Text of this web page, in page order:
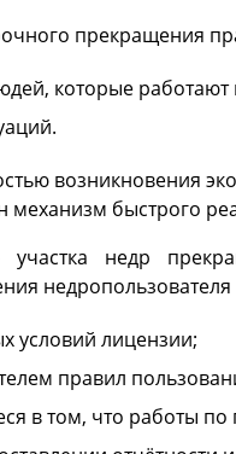
прекращения
которые
возникновения
быстрого
недр
недропользователя
условий лицензии;
правил
в том, что работы